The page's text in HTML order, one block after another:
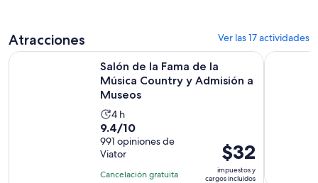
Atracciones Ver las 17 actividades
Salón de la Fama de la
Música Country y Admisión a
Museos
La
actividad
dura
4
horas
4 h
9.4
de
10
con
9.4/10
991 opiniones de
Viator
Cancelación gratuita
El
precio
es
$32
impuestos y
cargos incluidos
Salón de la Fama de la Música Country y Admisión a Museos